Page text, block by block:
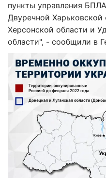
пункты управления
Двуречной Харьковской
Херсонской области и
области", - сообщили в